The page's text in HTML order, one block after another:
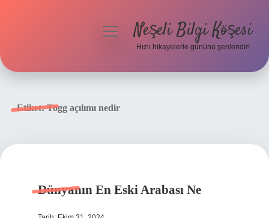
menüyüNeşeli Bilgi Köşesi
Hızlı hikayelerle gününü şenlendir!
Etiket:Togg açılımı nedir
Dünyanın En Eski Arabası Ne